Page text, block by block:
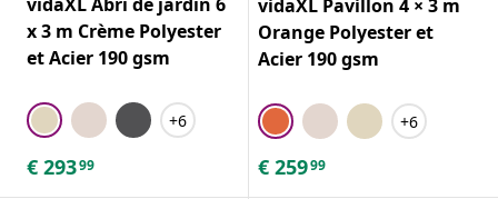
x 3 m Crème Polyester
et Acier 190 gsm
+6
€ 29399
vidaXL Pavillon 4 × 3 m
Orange Polyester et
Acier 190 gsm
+6
€ 25999